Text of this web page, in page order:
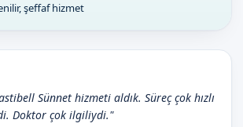
şeffaf hizmet
Sünnet hizmeti aldık. Süreç çok hızlı
Doktor çok ilgiliydi."